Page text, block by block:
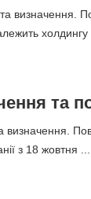
визначення.
та
визначення.
з 18 жовтня